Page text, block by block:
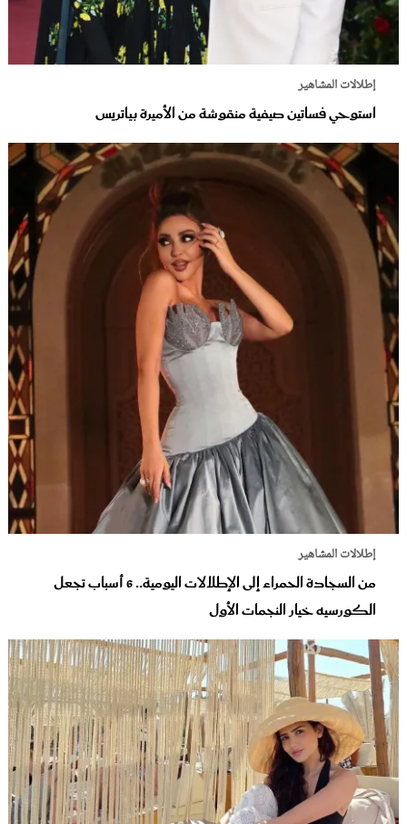
إطلالات المشاهير
استوحي فساتين صيفية منقوشة من الأميرة بياتريس
إطلالات المشاهير
من السجادة الحمراء إلى الإطلالات اليومية.. 6 أسباب تجعل
الكورسيه خيار النجمات الأول